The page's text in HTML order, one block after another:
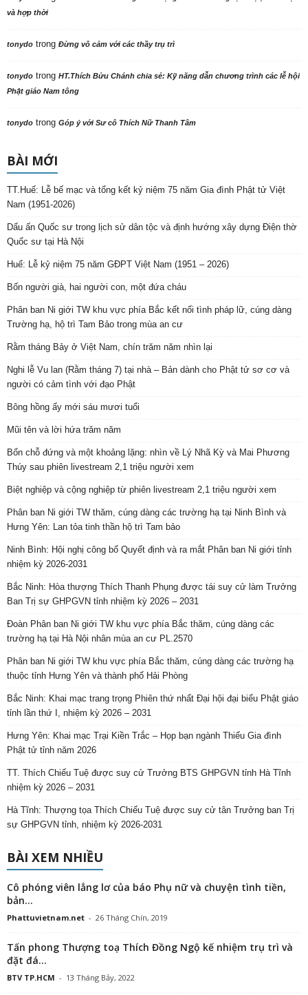
và hợp thời
tonydo trong Đừng vô cảm với các thầy trụ trì
tonydo trong HT.Thích Bửu Chánh chia sẻ: Kỹ năng dẫn chương trình các lễ hội
Phật giáo Nam tông
tonydo trong Góp ý với Sư cô Thích Nữ Thanh Tâm
BÀI MỚI
TT.Huế: Lễ bế mạc và tổng kết kỷ niệm 75 năm Gia đình Phật tử Việt
Nam (1951-2026)
Dấu ấn Quốc sư trong lịch sử dân tộc và định hướng xây dựng Điện thờ
Quốc sư tại Hà Nội
Huế: Lễ kỷ niệm 75 năm GĐPT Việt Nam (1951 – 2026)
Bốn người già, hai người con, một đứa cháu
Phân ban Ni giới TW khu vực phía Bắc kết nối tình pháp lữ, cúng dàng
Trường hạ, hộ trì Tam Bảo trong mùa an cư
Rằm tháng Bảy ở Việt Nam, chín trăm năm nhìn lại
Nghi lễ Vu lan (Rằm tháng 7) tại nhà – Bản dành cho Phật tử sơ cơ và
người có cảm tình với đạo Phật
Bông hồng ấy mới sáu mươi tuổi
Mũi tên và lời hứa trăm năm
Bốn chỗ đứng và một khoảng lặng: nhìn về Lý Nhã Kỳ và Mai Phương
Thúy sau phiên livestream 2,1 triệu người xem
Biệt nghiệp và cộng nghiệp từ phiên livestream 2,1 triệu người xem
Phân ban Ni giới TW thăm, cúng dàng các trường hạ tại Ninh Bình và
Hưng Yên: Lan tỏa tinh thần hộ trì Tam bảo
Ninh Bình: Hội nghị công bố Quyết định và ra mắt Phân ban Ni giới tỉnh
nhiệm kỳ 2026-2031
Bắc Ninh: Hòa thượng Thích Thanh Phụng được tái suy cử làm Trưởng
Ban Trị sự GHPGVN tỉnh nhiệm kỳ 2026 – 2031
Đoàn Phân ban Ni giới TW khu vực phía Bắc thăm, cúng dàng các
trường hạ tại Hà Nội nhân mùa an cư PL.2570
Phân ban Ni giới TW khu vực phía Bắc thăm, cúng dàng các trường hạ
thuộc tỉnh Hưng Yên và thành phố Hải Phòng
Bắc Ninh: Khai mạc trang trọng Phiên thứ nhất Đại hội đại biểu Phật giáo
tỉnh lần thứ I, nhiệm kỳ 2026 – 2031
Hưng Yên: Khai mạc Trại Kiền Trắc – Họp bạn ngành Thiếu Gia đình
Phật tử tỉnh năm 2026
TT. Thích Chiếu Tuệ được suy cử Trưởng BTS GHPGVN tỉnh Hà Tĩnh
nhiệm kỳ 2026 – 2031
Hà Tĩnh: Thượng tọa Thích Chiếu Tuệ được suy cử tân Trưởng ban Trị
sự GHPGVN tỉnh, nhiệm kỳ 2026-2031
BÀI XEM NHIỀU
Cô phóng viên lẳng lơ của báo Phụ nữ và chuyện tình tiền,
bản...
Phattuvietnam.net - 26 Tháng Chín, 2019
Tấn phong Thượng toạ Thích Đồng Ngộ kế nhiệm trụ trì và
đặt đá...
BTV TP.HCM - 13 Tháng Bảy, 2022